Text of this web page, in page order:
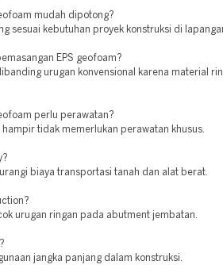
mudah dipotong?
sesuai kebutuhan proyek konstruksi di
EPS geofoam?
urugan konvensional karena material
perlu perawatan?
hampir tidak memerlukan perawatan khusus.
biaya transportasi tanah dan alat berat.
urugan ringan pada abutment jembatan.
jangka panjang dalam konstruksi.